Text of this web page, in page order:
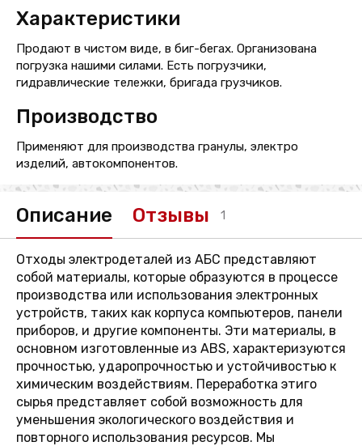
Характеристики
Продают в чистом виде, в биг-бегах. Организована
погрузка нашими силами. Есть погрузчики,
гидравлические тележки, бригада грузчиков.
Производство
Применяют для производства гранулы, электро
изделий, автокомпонентов.
Описание Отзывы 1
Отходы электродеталей из АБС представляют
собой материалы, которые образуются в процессе
производства или использования электронных
устройств, таких как корпуса компьютеров, панели
приборов, и другие компоненты. Эти материалы, в
основном изготовленные из ABS, характеризуются
прочностью, ударопрочностью и устойчивостью к
химическим воздействиям. Переработка этиго
сырья представляет собой возможность для
уменьшения экологического воздействия и
повторного использования ресурсов. Мы